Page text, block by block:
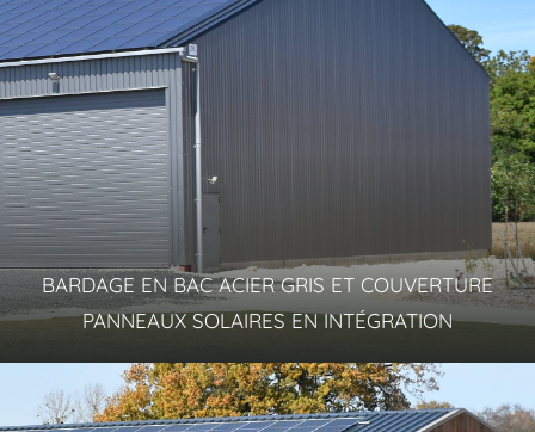
BARDAGE EN BAC ACIER GRIS ET COUVERTURE
PANNEAUX SOLAIRES EN INTÉGRATION